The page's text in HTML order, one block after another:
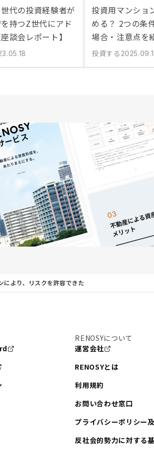
代の投資経験者が
持つZ世代にアド
談会レポート】
投資用マンショ
める？ 2つの条
場合・注意点を
投資する
により、リスクを許容できた
RENOSYについて
運営会社
RENOSYとは
利用規約
お問い合わせ窓口
プライバシーポリシー
反社会的勢力に対する